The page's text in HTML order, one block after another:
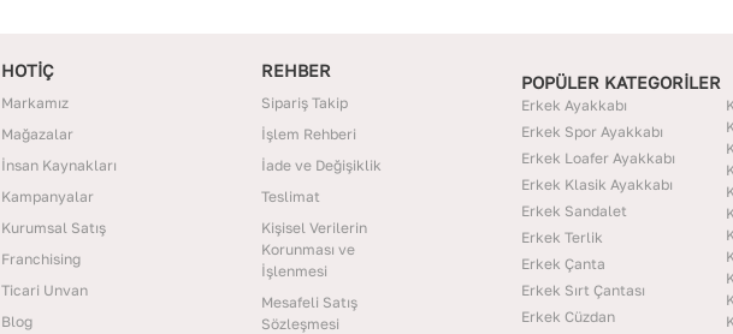
HOTİÇ
Markamız
Mağazalar
İnsan Kaynakları
Kampanyalar
Kurumsal Satış
Franchising
Ticari Unvan
Blog
REHBER
Sipariş Takip
İşlem Rehberi
İade ve Değişiklik
Teslimat
Kişisel Verilerin
Korunması ve
İşlenmesi
Mesafeli Satış
Sözleşmesi
POPÜLER KATEGORİLER
Erkek Ayakkabı
Erkek Spor Ayakkabı
Erkek Loafer Ayakkabı
Erkek Klasik Ayakkabı
Erkek Sandalet
Erkek Terlik
Erkek Çanta
Erkek Sırt Çantası
Erkek Cüzdan